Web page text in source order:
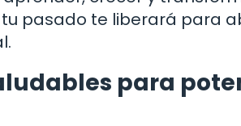
pasado te liberará para
para